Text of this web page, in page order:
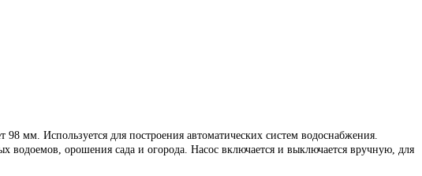
мм. Используется для построения автоматических систем водоснабжения.
орошения сада и огорода. Насос включается и выключается вручную, для